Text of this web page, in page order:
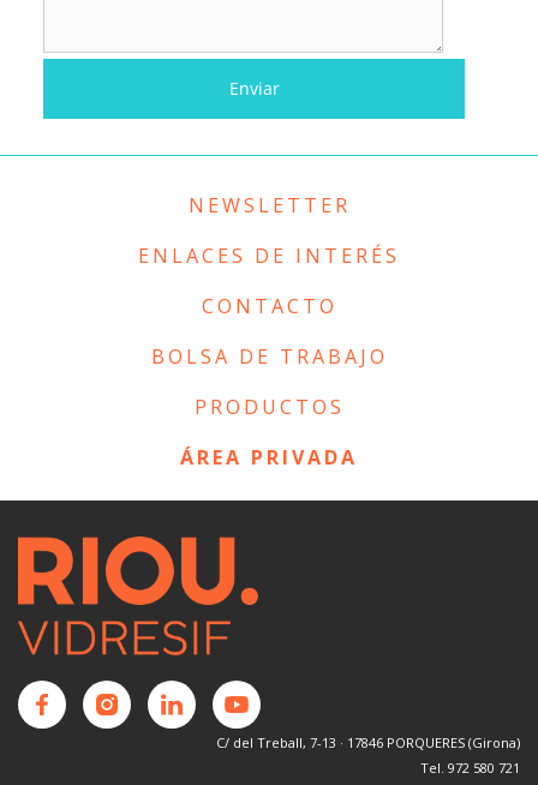
NEWSLETTER
ENLACES DE INTERÉS
CONTACTO
BOLSA DE TRABAJO
PRODUCTOS
ÁREA PRIVADA
C/ del Treball, 7-13 · 17846 PORQUERES (Girona)
Tel. 972 580 721